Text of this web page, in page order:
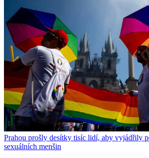
Prahou prošly desítky tisíc lidí, aby vyjádřily
sexuálních menšin